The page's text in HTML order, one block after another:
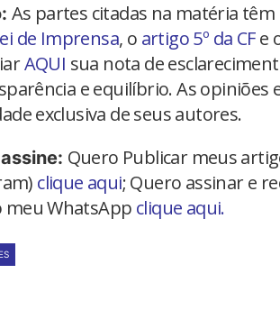
As partes citadas na matéria
de Imprensa, o artigo 5º da CFe
AQUI sua nota de
e equilíbrio. As opiniões
exclusiva de seus autores.
Quero Publicar meus
clique aqui; Quero assinar e
meu WhatsApp clique aqui.